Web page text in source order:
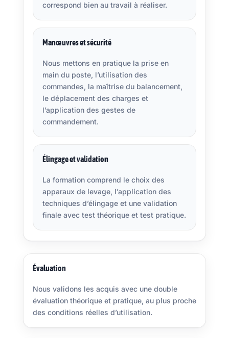
correspond bien au travail à réaliser.
Manœuvres et sécurité
Nous mettons en pratique la prise en
main du poste, l’utilisation des
commandes, la maîtrise du balancement,
le déplacement des charges et
l’application des gestes de
commandement.
Élingage et validation
La formation comprend le choix des
apparaux de levage, l’application des
techniques d’élingage et une validation
finale avec test théorique et test pratique.
Évaluation
Nous validons les acquis avec une double
évaluation théorique et pratique, au plus proche
des conditions réelles d’utilisation.